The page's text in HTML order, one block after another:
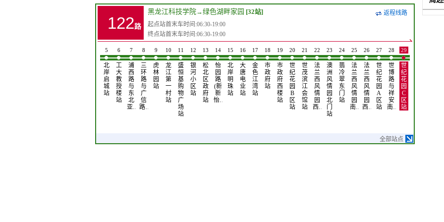
122路
黑龙江科技学院→绿色湖畔家园 [32站]
返程线路
起点站首末车时间:06:30-19:00
终点站首末车时间:06:30-19:00
5
北
岸
启
城
站
6
工
大
教
授
楼
站
7
浦
西
路
与
东
北
亚…
8
三
环
路
与
广
信
路…
9
虎
林
园
站
10
龙
江
第
一
村
站
11
盛
恒
基
购
物
广
场
站
12
银
河
小
区
站
13
松
北
区
政
府
站
14
怡
园
路
(新
新
怡…
15
北
岸
明
珠
站
16
大
唐
电
业
站
17
金
色
江
湾
站
18
市
政
府
站
19
市
政
府
西
楼
站
20
世
纪
花
园
B
区
站
21
世
茂
滨
江
会
馆
站
22
法
兰
西
风
情
园
西…
23
澳
洲
风
情
园
北
门
站
24
翡
冷
翠
东
门
站
25
法
兰
西
风
情
园
南…
26
法
兰
西
风
情
园
西…
27
世
纪
花
园
A
区
站
28
世
博
路
与
祥
安
南…
29
世
纪
花
园
C
区
站
全部站点